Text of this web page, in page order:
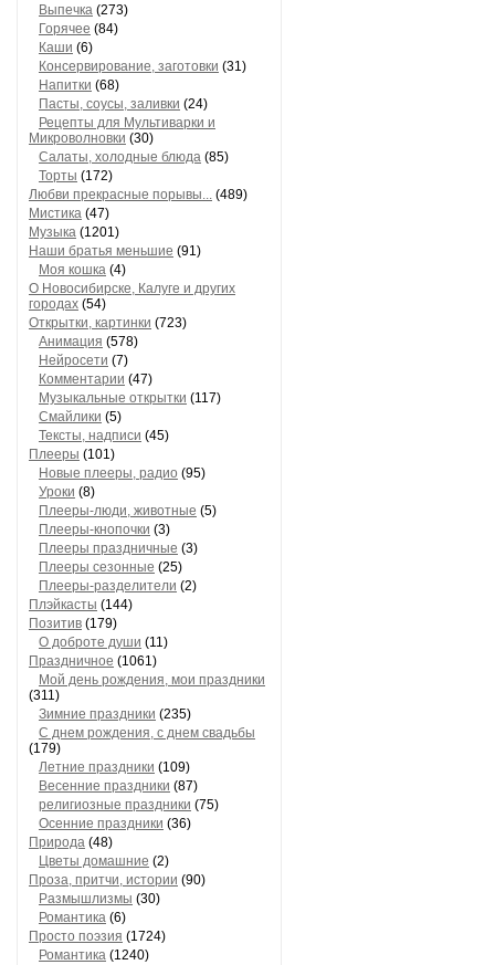
Выпечка (273)
Горячее (84)
Каши (6)
Консервирование, заготовки (31)
Напитки (68)
Пасты, соусы, заливки (24)
Рецепты для Мультиварки и
Микроволновки (30)
Салаты, холодные блюда (85)
Торты (172)
Любви прекрасные порывы... (489)
Мистика (47)
Музыка (1201)
Наши братья меньшие (91)
Моя кошка (4)
О Новосибирске, Калуге и других
городах (54)
Открытки, картинки (723)
Анимация (578)
Нейросети (7)
Комментарии (47)
Музыкальные открытки (117)
Смайлики (5)
Тексты, надписи (45)
Плееры (101)
Новые плееры, радио (95)
Уроки (8)
Плееры-люди, животные (5)
Плееры-кнопочки (3)
Плееры праздничные (3)
Плееры сезонные (25)
Плееры-разделители (2)
Плэйкасты (144)
Позитив (179)
О доброте души (11)
Праздничное (1061)
Мой день рождения, мои праздники
(311)
Зимние праздники (235)
С днем рождения, с днем свадьбы
(179)
Летние праздники (109)
Весенние праздники (87)
религиозные праздники (75)
Осенние праздники (36)
Природа (48)
Цветы домашние (2)
Проза, притчи, истории (90)
Размышлизмы (30)
Романтика (6)
Просто поэзия (1724)
Романтика (1240)